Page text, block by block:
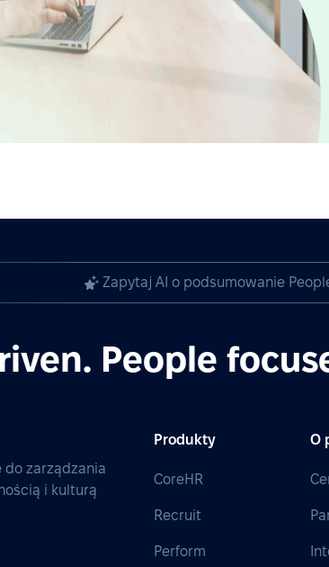
Zapytaj AI o podsumowanie
People
do zarządzania
i kulturą
Produkty
CoreHR
Recruit
Perform
O